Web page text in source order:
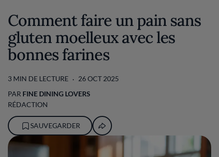
Comment faire un pain sans
gluten moelleux avec les
bonnes farines
3 MIN DE LECTURE
26 OCT 2025
PAR FINE DINING LOVERS
RÉDACTION
SAUVEGARDER